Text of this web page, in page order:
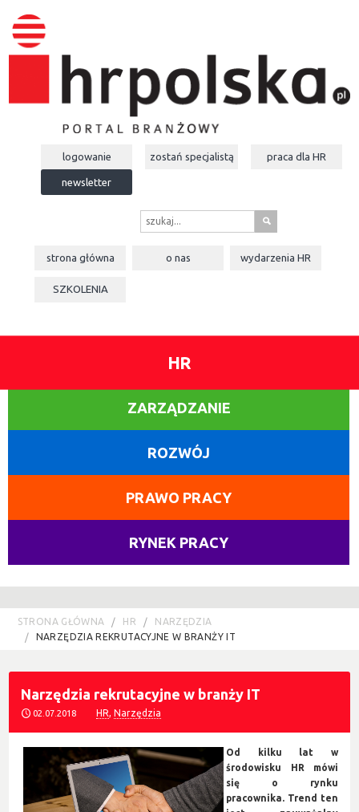
logowanie zostań specjalistą praca dla HR
newsletter
s
strona główna o nas wydarzeniaHR
SZKOLENIA
HR
ZARZĄDZANIE
ROZWÓJ
PRAWO PRACY
RYNEK PRACY
STRONA GŁÓWNA HR
NARZĘDZIA
NARZĘDZIA REKRUTACYJNE W BRANŻY IT
Narzędzia rekrutacyjne w branży IT
02.07.2018 HR,Narzędzia
Od kilku lat w
środowisku HR mówi
się o rynku
pracownika. Trend ten